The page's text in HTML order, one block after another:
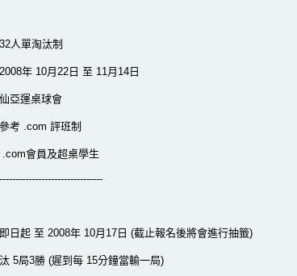
人單淘汰制
年 10月22日 至 11月14日
亞運桌球會
考 .com 評班制
會員及超桌學生
日起 至 2008年 10月17日 (截止報名後將會進行抽籤)
5局3勝 (遲到每 15分鐘當輸一局)